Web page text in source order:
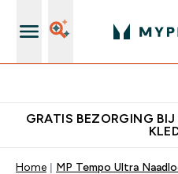
GRATIS BEZORGING
Home MP Tempo Ultra